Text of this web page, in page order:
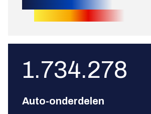
1.734.278
Auto-onderdelen